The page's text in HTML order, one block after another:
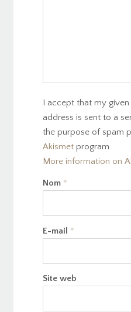
I accept that my
address is sent to a
the purpose of spam
Akismetprogram.
More information on
Nom *
E-mail *
Site web